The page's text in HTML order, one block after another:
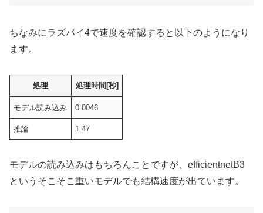
ちなみにラズパイ4で速度を確認すると以下のようになり
ます。
処理 処理時間[秒]
モデル読み込み 0.0046
推論 1.47
モデルの読み込みはもちろんことですが、efficientnetB3
というそこそこ重いモデルでも結構速度が出ています。